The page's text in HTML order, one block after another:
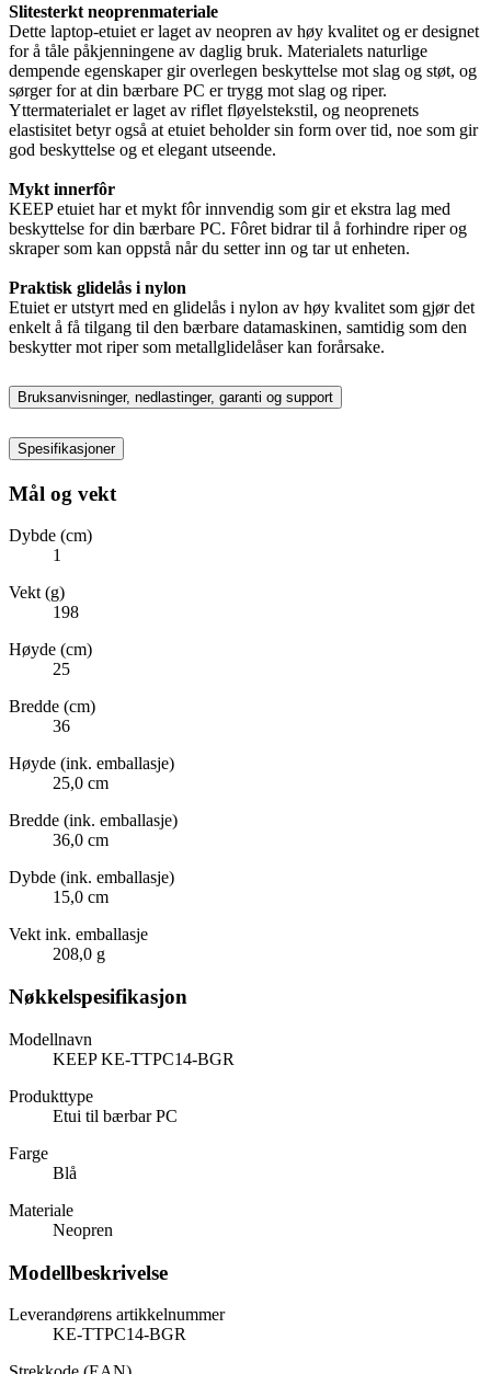
Slitesterkt neoprenmateriale
Dette laptop-etuiet er laget av neopren av høy kvalitet og er designet
for å tåle påkjenningene av daglig bruk. Materialets naturlige
dempende egenskaper gir overlegen beskyttelse mot slag og støt, og
sørger for at din bærbare PC er trygg mot slag og riper.
Yttermaterialet er laget av riflet fløyelstekstil, og neoprenets
elastisitet betyr også at etuiet beholder sin form over tid, noe som gir
god beskyttelse og et elegant utseende.
Mykt innerfôr
KEEP etuiet har et mykt fôr innvendig som gir et ekstra lag med
beskyttelse for din bærbare PC. Fôret bidrar til å forhindre riper og
skraper som kan oppstå når du setter inn og tar ut enheten.
Praktisk glidelås i nylon
Etuiet er utstyrt med en glidelås i nylon av høy kvalitet som gjør det
enkelt å få tilgang til den bærbare datamaskinen, samtidig som den
beskytter mot riper som metallglidelåser kan forårsake.
Bruksanvisninger, nedlastinger, garanti og support
Spesifikasjoner
Mål og vekt
Dybde (cm)
1
Vekt (g)
198
Høyde (cm)
25
Bredde (cm)
36
Høyde (ink. emballasje)
25,0 cm
Bredde (ink. emballasje)
36,0 cm
Dybde (ink. emballasje)
15,0 cm
Vekt ink. emballasje
208,0 g
Nøkkelspesifikasjon
Modellnavn
KEEP KE-TTPC14-BGR
Produkttype
Etui til bærbar PC
Farge
Blå
Materiale
Neopren
Modellbeskrivelse
Leverandørens artikkelnummer
KE-TTPC14-BGR